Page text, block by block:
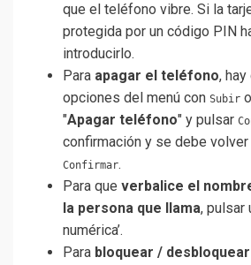
que el teléfono vibre. Si la
protegida por un código PIN
introducirlo.
Para apagar el teléfono,
opciones del menú con Subir o
"Apagar teléfono" y pulsar
confirmación y se debe
Confirmar.
Para que verbalice el
la persona que llama, pulsar
numérica’.
Para bloquear /